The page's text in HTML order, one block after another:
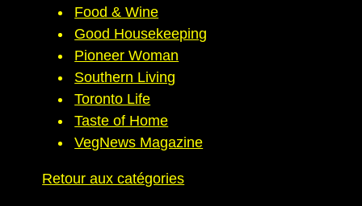
Food & Wine
Good Housekeeping
Pioneer Woman
Southern Living
Toronto Life
Taste of Home
VegNews Magazine
Retour aux catégories